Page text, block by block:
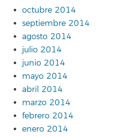
octubre 2014
septiembre 2014
agosto 2014
julio 2014
junio 2014
mayo 2014
abril 2014
marzo 2014
febrero 2014
enero 2014